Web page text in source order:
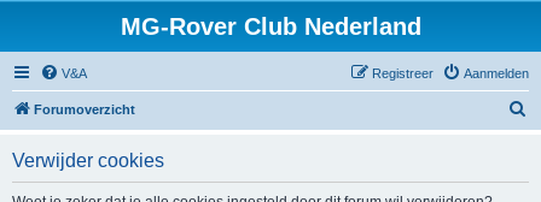
MG-Rover Club Nederland
V&A Aanmelden
Registreer
Forumoverzicht
Verwijder cookies